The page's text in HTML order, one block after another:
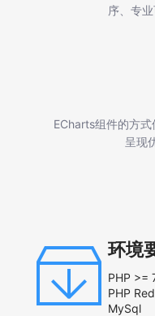
序、专
ECharts组件的方
呈现
环境
PHP >=
PHP
MySql